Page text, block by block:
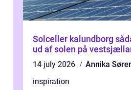
Solceller kalundborg sådan får du mest
ud af solen på
14 july 2026
Annika
inspiration